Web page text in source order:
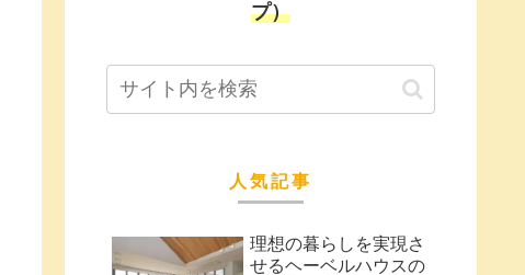
プ）
人気記事
理想の暮らしを実現さ
せるヘーベルハウスの